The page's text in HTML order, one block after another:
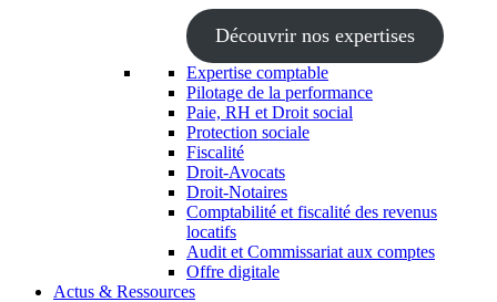
Découvrir nos expertises
Expertise comptable
Pilotage de la performance
Paie, RH et Droit social
Protection sociale
Fiscalité
Droit-Avocats
Droit-Notaires
Comptabilité et fiscalité des revenus
locatifs
Audit et Commissariat aux comptes
Offre digitale
Actus & Ressources